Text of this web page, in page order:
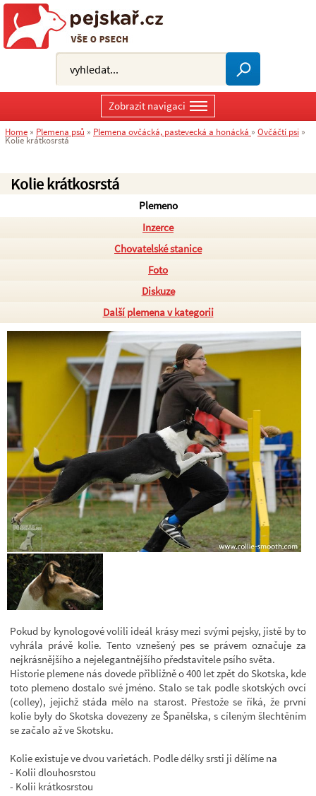
Kolie krátkosrstá
Plemeno
Inzerce
Chovatelské stanice
Foto
Diskuze
Další plemena v kategorii
Pokud by kynologové volili ideál krásy mezi svými pejsky, jistě by to
vyhrála právě kolie. Tento vznešený pes se právem označuje za
nejkrásnějšího a nejelegantnějšího představitele psího světa.
Historie plemene nás dovede přibližně o 400 let zpět do Skotska, kde
toto plemeno dostalo své jméno. Stalo se tak podle skotských ovcí
(colley), jejichž stáda mělo na starost. Přestože se říká, že první
kolie byly do Skotska dovezeny ze Španělska, s cíleným šlechtěním
se začalo až ve Skotsku.
Kolie existuje ve dvou varietách. Podle délky srsti ji dělíme na
- Kolii dlouhosrstou
- Kolii krátkosrstou
Zobrazit navigaci
Home » Plemena psů » Plemena ovčácká, pastevecká a honácká » Ovčáčtí psi »
Kolie krátkosrstá